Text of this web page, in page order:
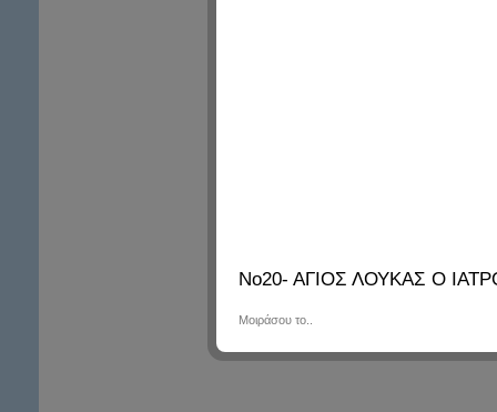
Νο20- ΑΓΙΟΣ ΛΟΥΚΑΣ Ο
Μοιράσου το..